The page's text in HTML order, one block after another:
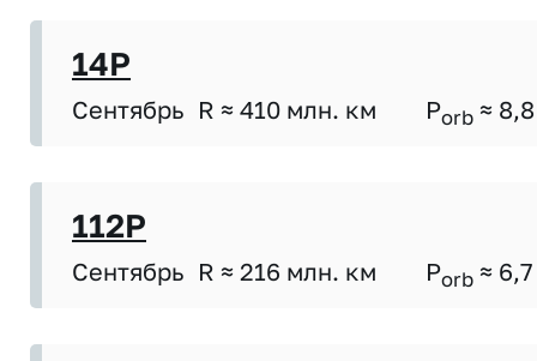
14P
Сентябрь R ≈ 410 млн. км Porb ≈ 8,8
112P
Сентябрь R ≈ 216 млн. км Porb ≈ 6,7